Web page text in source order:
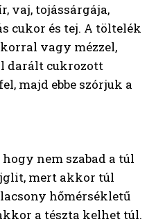
vaj, tojássárgája,
cukor és tej. A töltelék
vagy mézzel,
darált cukrozott
majd ebbe szórjuk a
nem szabad a túl
mert akkor túl
hőmérsékletű
a tészta kelhet túl.